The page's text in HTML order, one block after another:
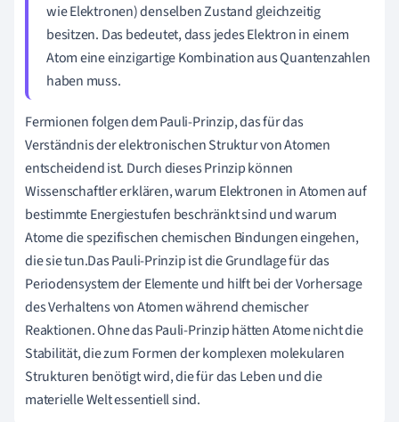
wie Elektronen) denselben Zustand gleichzeitig
besitzen. Das bedeutet, dass jedes Elektron in einem
Atom eine einzigartige Kombination aus Quantenzahlen
haben muss.
Fermionen folgen dem Pauli-Prinzip, das für das
Verständnis der elektronischen Struktur von Atomen
entscheidend ist. Durch dieses Prinzip können
Wissenschaftler erklären, warum Elektronen in Atomen auf
bestimmte Energiestufen beschränkt sind und warum
Atome die spezifischen chemischen Bindungen eingehen,
die sie tun.Das Pauli-Prinzip ist die Grundlage für das
Periodensystem der Elemente und hilft bei der Vorhersage
des Verhaltens von Atomen während chemischer
Reaktionen. Ohne das Pauli-Prinzip hätten Atome nicht die
Stabilität, die zum Formen der komplexen molekularen
Strukturen benötigt wird, die für das Leben und die
materielle Welt essentiell sind.